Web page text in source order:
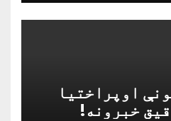
اوپراختیا
خبرونه!